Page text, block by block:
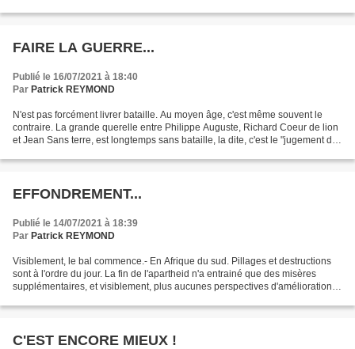
FAIRE LA GUERRE...
Publié le 16/07/2021 à 18:40
Par Patrick REYMOND
N'est pas forcément livrer bataille. Au moyen âge, c'est même souvent le
contraire. La grande querelle entre Philippe Auguste, Richard Coeur de lion
et Jean Sans terre, est longtemps sans bataille, la dite, c'est le "jugement de
EFFONDREMENT...
Publié le 14/07/2021 à 18:39
Par Patrick REYMOND
Visiblement, le bal commence.- En Afrique du sud. Pillages et destructions
sont à l'ordre du jour. La fin de l'apartheid n'a entrainé que des misères
supplémentaires, et visiblement, plus aucunes perspectives d'améliorations.
C'EST ENCORE MIEUX !